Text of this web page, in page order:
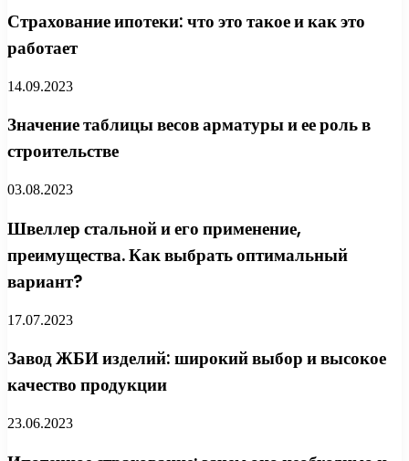
Страхование ипотеки: что это такое и как это
работает
14.09.2023
Значение таблицы весов арматуры и ее роль в
строительстве
03.08.2023
Швеллер стальной и его применение,
преимущества. Как выбрать оптимальный
вариант?
17.07.2023
Завод ЖБИ изделий: широкий выбор и высокое
качество продукции
23.06.2023